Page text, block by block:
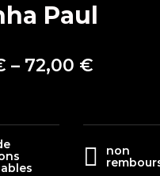
Paul
– 72,00 €
non